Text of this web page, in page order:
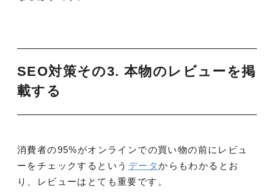
SEO対策その3. 本物のレビューを掲
載する
消費者の95%がオンラインでの買い物の前にレビュ
ーをチェックするという データからもわかるとお
り、レビューはとても重要です。